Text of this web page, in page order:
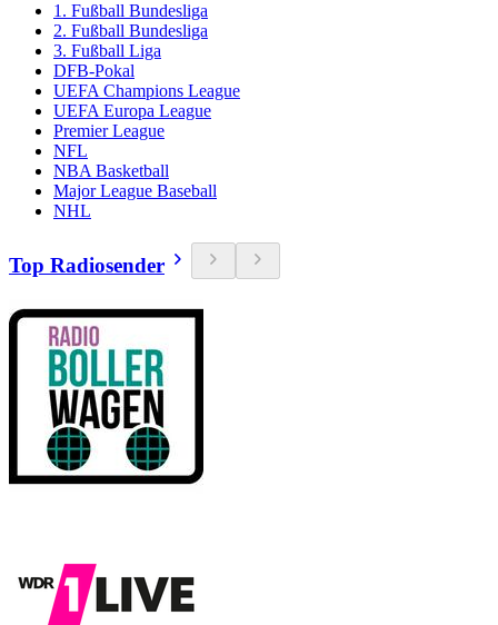
1. Fußball Bundesliga
2. Fußball Bundesliga
3. Fußball Liga
DFB-Pokal
UEFA Champions League
UEFA Europa League
Premier League
NFL
NBA Basketball
Major League Baseball
NHL
Top Radiosender